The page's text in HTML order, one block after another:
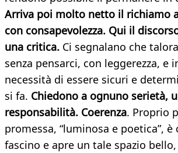
Arriva poi molto netto il richiamo
con consapevolezza. Qui il
una critica. Ci segnalano che
senza pensarci, con leggerezza, e
necessità di essere sicuri e
si fa. Chiedono a ognuno serietà,
responsabilità. Coerenza. Proprio
promessa, “luminosa e poetica”,
fascino e apre un tale spazio